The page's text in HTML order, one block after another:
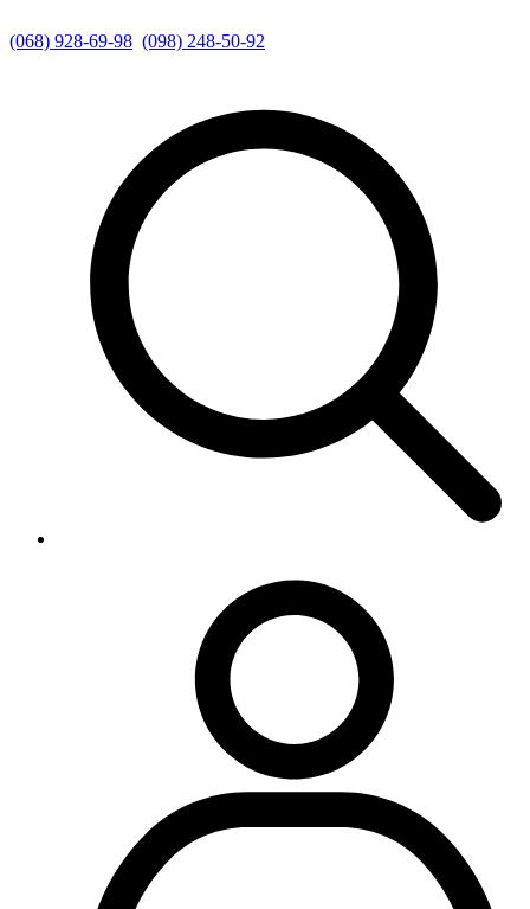
(068) 928-69-98 (098) 248-50-92